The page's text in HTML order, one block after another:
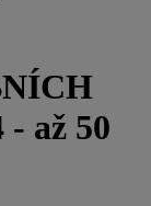
až 50